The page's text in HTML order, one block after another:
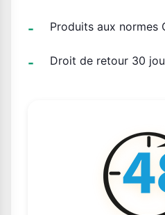
Produits aux normes
Droit de retour 30